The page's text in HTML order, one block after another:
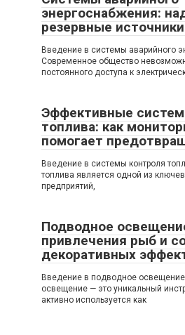
энергоснабжения:
резервные
Введение в системы аварийного
Современное общество
постоянного доступа к
Эффективные
топлива: как
помогает
Введение в системы контроля
топлива является одной из
предприятий,
Подводное
привлечения рыб и
декоративных
Введение в подводное
освещение — это уникальный
активно используется как